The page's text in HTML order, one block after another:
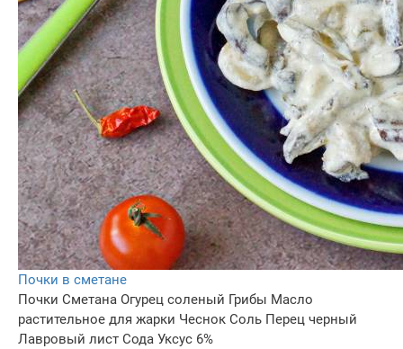
Почки в сметане
Почки Сметана Огурец соленый Грибы Масло
растительное для жарки Чеснок Соль Перец черный
Лавровый лист Сода Уксус 6%